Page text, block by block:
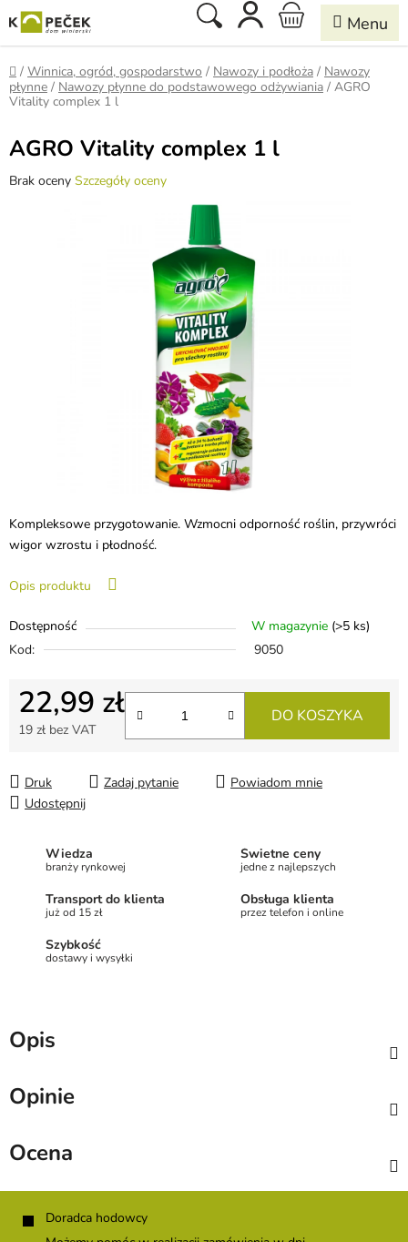
do
treści
Szukaj KOSZYK
Home
/ Winnica, ogród, gospodarstwo / Nawozy i podłoża / Nawozy
płynne / Nawozy płynne do podstawowego odżywiania / AGRO
Vitality complex 1 l
Kompleksowe przygotowanie. Wzmocni odporność roślin, przywróci
wigor wzrostu i płodność.
Opis produktu
Dostępność W magazynie (>5 ks)
Kod:
9050
22,99 zł
19 zł bez VAT
DO KOSZYKA
Druk Zadaj pytanie
Powiadom mnie
Udostępnij
AGRO Vitality complex 1 l
Średnia
Brak oceny Szczegóły oceny
Wiedza
branży rynkowej
Świetne ceny
jedne z najlepszych
Transport do klienta
już od 15 zł
Obsługa klienta
przez telefon i online
Szybkość
dostawy i wysyłki
Opis
Opinie
Ocena
S
Doradca hodowcy